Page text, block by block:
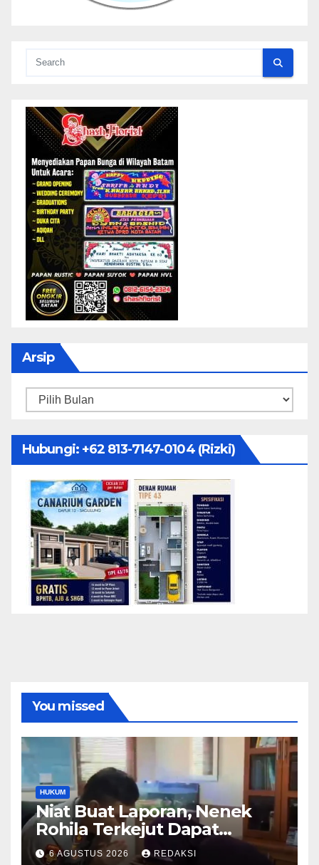
Arsip
Arsip
Hubungi: ‪+62 813-7147-0104‬ (Rizki)
You missed
HUKUM
Niat Buat Laporan, Nenek
Rohila Terkejut Dapat
Bantuan dari Kabid Propam
6 AGUSTUS 2026 REDAKSI